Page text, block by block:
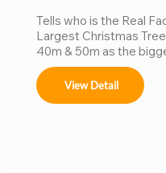
Tells who is the Real
Largest Christmas
40m & 50m as the
China factory for Giant
View Detail